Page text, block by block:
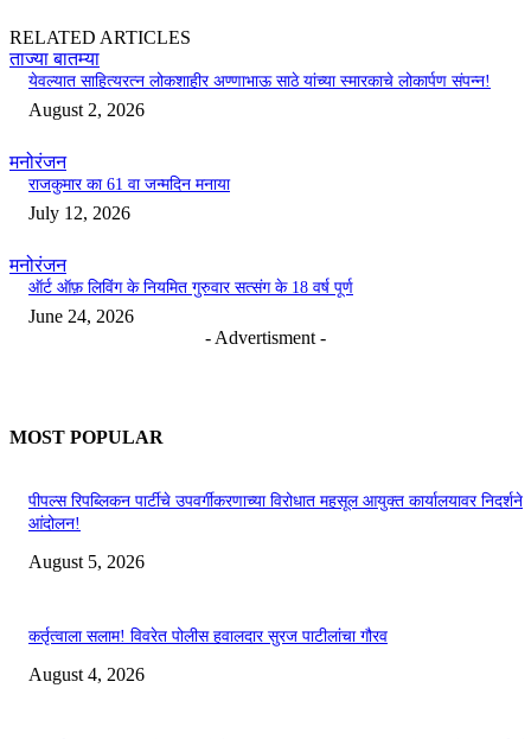
RELATED ARTICLES
ताज्या बातम्या
येवल्यात साहित्यरत्न लोकशाहीर अण्णाभाऊ साठे यांच्या स्मारकाचे लोकार्पण संपन्न!
August 2, 2026
मनोरंजन
राजकुमार का 61 वा जन्मदिन मनाया
July 12, 2026
मनोरंजन
ऑर्ट ऑफ़ लिविंग के नियमित गुरुवार सत्संग के 18 वर्ष पूर्ण
June 24, 2026
- Advertisment -
MOST POPULAR
पीपल्स रिपब्लिकन पार्टीचे उपवर्गीकरणाच्या विरोधात महसूल आयुक्त कार्यालयावर निदर्शने
आंदोलन!
August 5, 2026
कर्तृत्वाला सलाम! विवरेत पोलीस हवालदार सुरज पाटीलांचा गौरव
August 4, 2026